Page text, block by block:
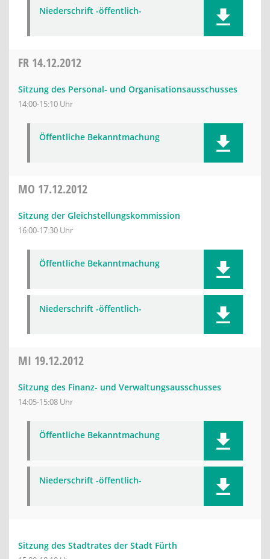
Niederschrift -öffentlich-
FR 14.12.2012
Sitzung des Personal- und Organisationsausschusses
14:00-15:10 Uhr
Öffentliche Bekanntmachung
MO 17.12.2012
Sitzung der Gleichstellungskommission
16:00-17:30 Uhr
Öffentliche Bekanntmachung
Niederschrift -öffentlich-
MI 19.12.2012
Sitzung des Finanz- und Verwaltungsausschusses
14:05-15:08 Uhr
Öffentliche Bekanntmachung
Niederschrift -öffentlich-
Sitzung des Stadtrates der Stadt Fürth